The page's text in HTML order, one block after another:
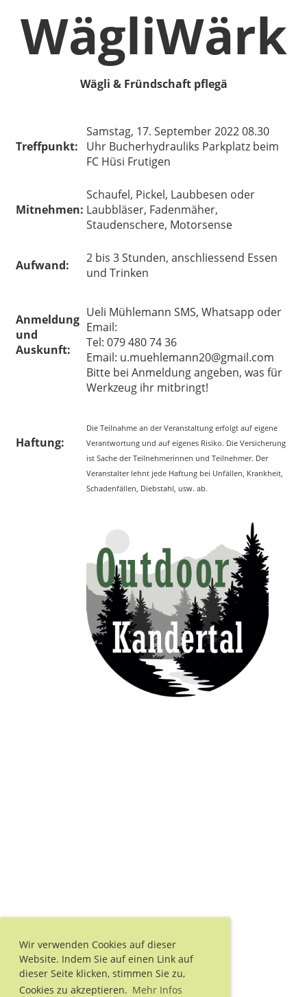
Wir verwenden Cookies auf dieser
Website. Indem Sie auf einen Link auf
dieser Seite klicken, stimmen Sie zu,
Cookies zu akzeptieren. Mehr Infos
WägliWärk
Wägli & Fründschaft pflegä
Treffpunkt:
Samstag, 17. September 2022 08.30
Uhr Bucherhydrauliks Parkplatz beim
FC Hüsi Frutigen
Mitnehmen:
Schaufel, Pickel, Laubbesen oder
Laubbläser, Fadenmäher,
Staudenschere, Motorsense
Aufwand:
2 bis 3 Stunden, anschliessend Essen
und Trinken
Anmeldung
und
Auskunft:
Ueli Mühlemann SMS, Whatsapp oder
Email:
Tel: 079 480 74 36
Email: u.muehlemann20@gmail.com
Bitte bei Anmeldung angeben, was für
Werkzeug ihr mitbringt!
Haftung:
Die Teilnahme an der Veranstaltung erfolgt auf eigene
Verantwortung und auf eigenes Risiko. Die Versicherung
ist Sache der Teilnehmerinnen und Teilnehmer. Der
Veranstalter lehnt jede Haftung bei Unfällen, Krankheit,
Schadenfällen, Diebstahl, usw. ab.